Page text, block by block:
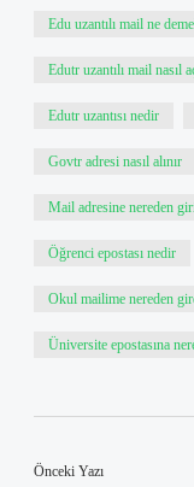
Edu uzantılı mail ne
Edutr uzantılı mail nasıl
Edutr uzantısı nedir
Govtr adresi nasıl alınır
Mail adresine nereden
Öğrenci epostası nedir
Okul mailime nereden
Üniversite epostasına
Önceki Yazı